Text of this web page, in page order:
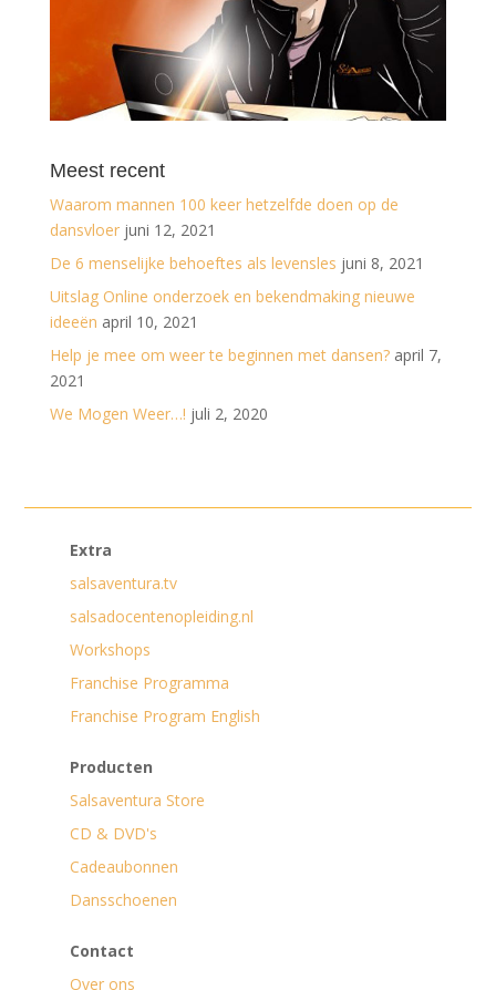
Meest recent
Waarom mannen 100 keer hetzelfde doen op de
dansvloer juni 12, 2021
De 6 menselijke behoeftes als levensles juni 8, 2021
Uitslag Online onderzoek en bekendmaking nieuwe
ideeën april 10, 2021
Help je mee om weer te beginnen met dansen? april 7,
2021
We Mogen Weer…! juli 2, 2020
Extra
salsaventura.tv
salsadocentenopleiding.nl
Workshops
Franchise Programma
Franchise Program English
Producten
Salsaventura Store
CD & DVD's
Cadeaubonnen
Dansschoenen
Contact
Over ons